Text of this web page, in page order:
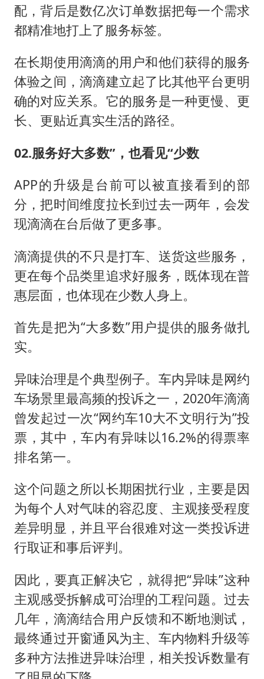
配，背后是数亿次订单数据把每一个需求
都精准地打上了服务标签。
在长期使用滴滴的用户和他们获得的服务
体验之间，滴滴建立起了比其他平台更明
确的对应关系。它的服务是一种更慢、更
长、更贴近真实生活的路径。
02.服务好大多数”，也看见“少数
APP的升级是台前可以被直接看到的部
分，把时间维度拉长到过去一两年，会发
现滴滴在台后做了更多事。
滴滴提供的不只是打车、送货这些服务，
更在每个品类里追求好服务，既体现在普
惠层面，也体现在少数人身上。
首先是把为“大多数”用户提供的服务做扎
实。
异味治理是个典型例子。车内异味是网约
车场景里最高频的投诉之一，2020年滴滴
曾发起过一次“网约车10大不文明行为”投
票，其中，车内有异味以16.2%的得票率
排名第一。
这个问题之所以长期困扰行业，主要是因
为每个人对气味的容忍度、主观接受程度
差异明显，并且平台很难对这一类投诉进
行取证和事后评判。
因此，要真正解决它，就得把“异味”这种
主观感受拆解成可治理的工程问题。过去
几年，滴滴结合用户反馈和不断地测试，
最终通过开窗通风为主、车内物料升级等
多种方法推进异味治理，相关投诉数量有